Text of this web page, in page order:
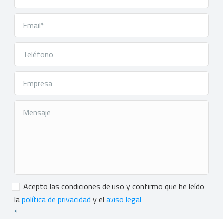
Consentimiento*
Acepto las condiciones de uso y confirmo que he leído
lapolítica de privacidad y el aviso legal
*